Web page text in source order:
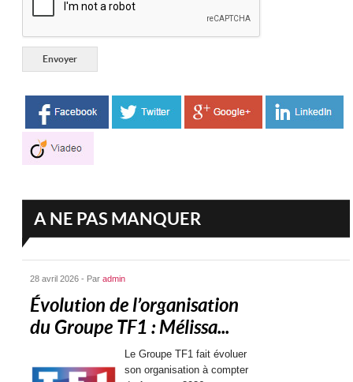
A NE PAS MANQUER
28 avril 2026 - Paradmin
Évolution de l’organisation
du Groupe TF1 : Mélissa...
Le Groupe TF1 fait évoluer
son organisation à compter